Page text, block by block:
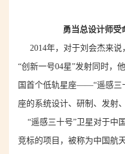
勇当总设计师受
2014年，对于刘会杰来说
“创新一号04星”发射同时， 他
国首个低轨星座——“遥感三
座的系统设计、研制、发射
“遥感三十号” 卫星对于中
竞标的项目 ，被称为中国航